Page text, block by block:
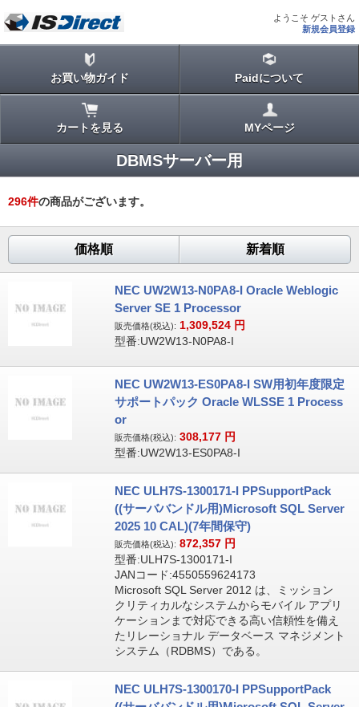
ようこそ ゲストさん
新規会員登録
お買い物ガイド Paidについて
カートを見る MYページ
DBMSサーバー用
296件の商品がございます。
価格順 新着順
NEC UW2W13-N0PA8-I Oracle Weblogic
Server SE 1 Processor
販売価格(税込): 1,309,524 円
型番:UW2W13-N0PA8-I
NEC UW2W13-ES0PA8-I SW用初年度限定
サポートパック Oracle WLSSE 1 Process
or
販売価格(税込): 308,177 円
型番:UW2W13-ES0PA8-I
NEC ULH7S-1300171-I PPSupportPack
((サーババンドル用)Microsoft SQL Server
2025 10 CAL)(7年間保守)
販売価格(税込): 872,357 円
型番:ULH7S-1300171-I
JANコード:4550559624173
Microsoft SQL Server 2012 は、ミッション
クリティカルなシステムからモバイル アプリ
ケーションまで対応できる高い信頼性を備え
たリレーショナル データベース マネジメント
システム（RDBMS）である。
NEC ULH7S-1300170-I PPSupportPack